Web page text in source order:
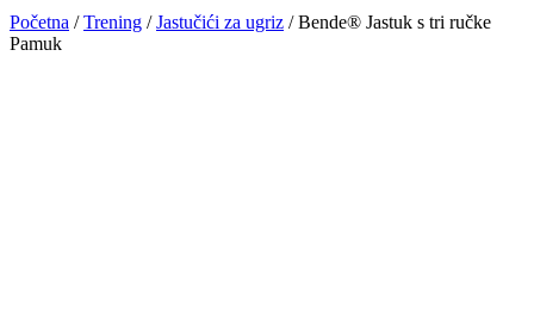
Početna /Trening /Jastučići za ugriz / Bende® Jastuk s tri ručke
Pamuk